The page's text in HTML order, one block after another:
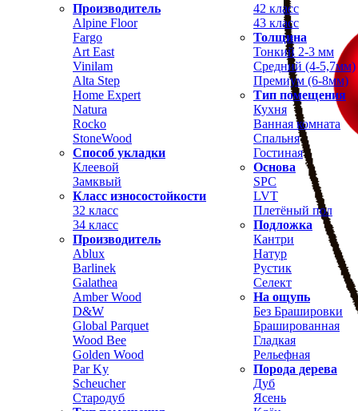
Производитель
Alpine Floor
Fargo
Art East
Vinilam
Alta Step
Home Expert
Natura
Rocko
StoneWood
Способ укладки
Клеевой
Замквый
Класс износостойкости
32 класс
34 класс
42 класс
43 класс
Толщина
Тонкий 2-3 мм
Средний (4-5,7мм)
Премиум (6-8мм)
Тип помещения
Кухня
Ванная комната
Спальня
Гостиная
Основа
SPC
LVT
Плетёный пол
Подложка
Производитель
Ablux
Barlinek
Galathea
Amber Wood
D&W
Global Parquet
Wood Bee
Golden Wood
Par Ky
Scheucher
Стародуб
Кантри
Натур
Рустик
Селект
На ощупь
Без Брашировки
Брашированная
Гладкая
Рельефная
Порода дерева
Дуб
Ясень